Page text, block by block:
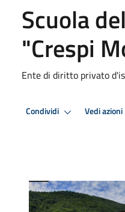
Scuola
"Crespi
Ente di diritto privato
Condividi Vedi azioni